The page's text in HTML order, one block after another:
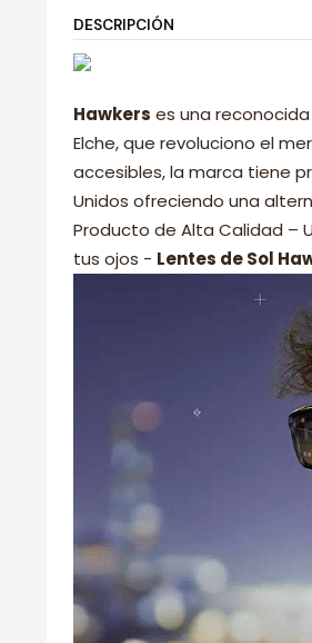
DESCRIPCIÓN
Hawkers es una
Elche, que revoluciono el
accesibles, la marca tiene
Unidos ofreciendo una
Producto de Alta Calidad –
tus ojos - Lentes de Sol